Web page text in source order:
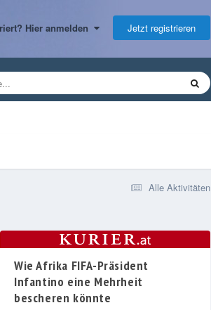
Hier anmelden Jetzt registrieren
Alle Aktivitäten
Wie Afrika FIFA-Präsident
Infantino eine Mehrheit
bescheren könnte